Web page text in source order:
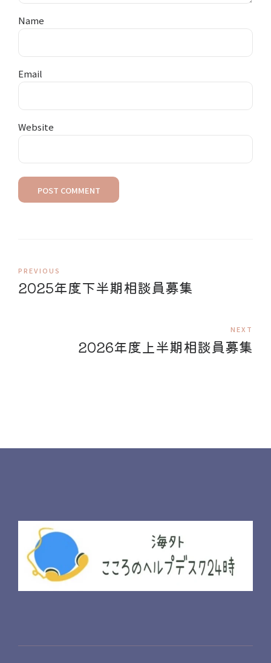
Name
Email
Website
POST COMMENT
PREVIOUS
2025年度下半期相談員募集
NEXT
2026年度上半期相談員募集